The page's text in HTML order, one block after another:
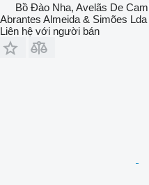
Bồ Đào Nha, Avelãs De
Abrantes Almeida & Simões Lda
Liên hệ với người bán